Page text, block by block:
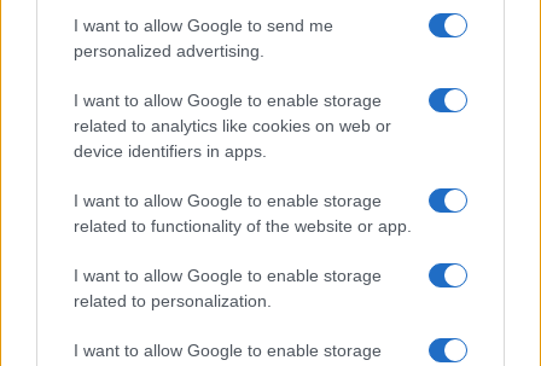
I want to allow Google to send me
personalized advertising.
I want to allow Google to enable storage
related to analytics like cookies on web or
device identifiers in apps.
I want to allow Google to enable storage
related to functionality of the website or app.
I want to allow Google to enable storage
related to personalization.
I want to allow Google to enable storage